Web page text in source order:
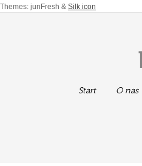
Themes: junFresh & Silk icon
Start O nas